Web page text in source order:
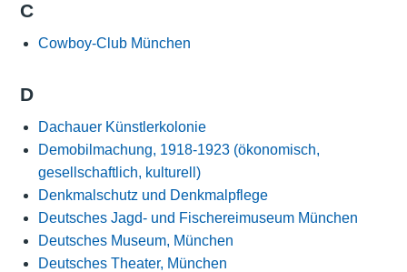
C
Cowboy-Club München
D
Dachauer Künstlerkolonie
Demobilmachung, 1918-1923 (ökonomisch,
gesellschaftlich, kulturell)
Denkmalschutz und Denkmalpflege
Deutsches Jagd- und Fischereimuseum München
Deutsches Museum, München
Deutsches Theater, München